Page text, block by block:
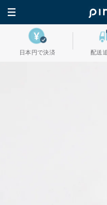
日本円で決済 配送